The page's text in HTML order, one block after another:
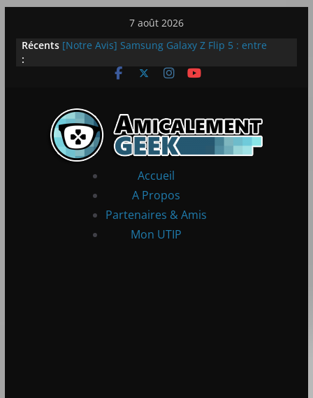
contenu
7 août 2026
Récents
:
[Notre Avis] Samsung Galaxy Z Flip 5 : entre
[PS5] New World Aeternum [Notre Avis]
LEGO dévoile la LEGO Technic McLaren P1
Accueil
A Propos
Partenaires & Amis
Mon UTIP